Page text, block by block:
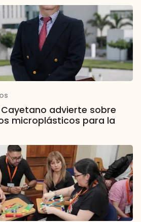
advierte sobre
microplásticos para la